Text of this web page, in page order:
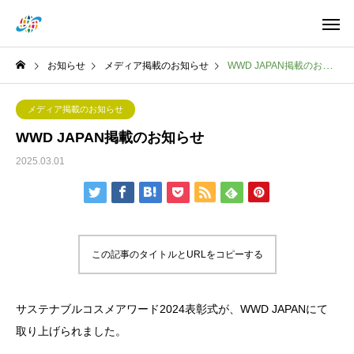
お知らせ メディア掲載のお知らせ WWD JAPAN掲載のお知らせ
メディア掲載のお知らせ
WWD JAPAN掲載のお知らせ
2025.03.01
この記事のタイトルとURLをコピーする
サステナブルコスメアワード2024表彰式が、WWD JAPANにて
取り上げられました。